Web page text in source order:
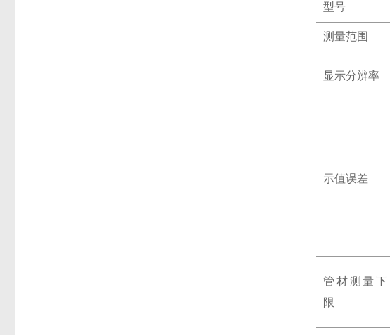
型号
测量范围
显示分辨率
示值误差
管材测量下
限